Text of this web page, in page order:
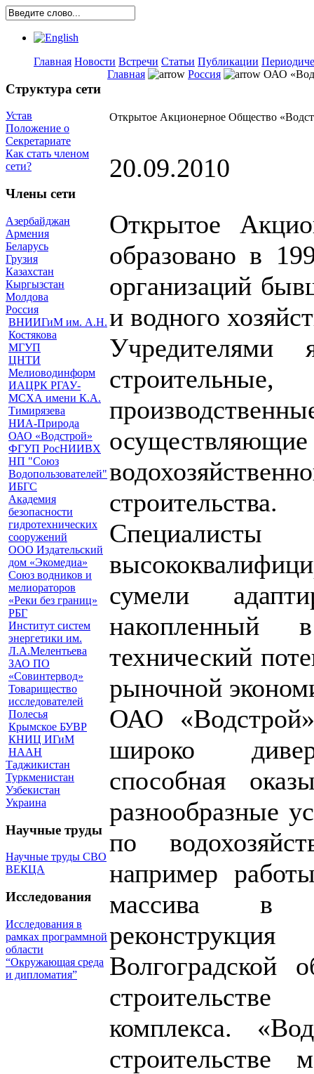
Главная Новости Встречи Статьи Публикации
Структура сети
Устав
Положение о
Секретариате
Как стать членом
сети?
Члены сети
Азербайджан
Армения
Беларусь
Грузия
Казахстан
Кыргызстан
Молдова
Россия
ВНИИГиМ им. А.Н.
Костякова
МГУП
ЦНТИ
Мелиоводинформ
ИАЦРК РГАУ-
МСХА имени К.А.
Тимирязева
НИА-Природа
ОАО «Водстрой»
ФГУП РосНИИВХ
НП "Союз
Водопользователей"
ИБГС
Академия
безопасности
гидротехнических
сооружений
ООО Издательский
дом «Экомедиа»
Союз водников и
мелиораторов
«Реки без границ»
РБГ
Институт систем
энергетики им.
Л.А.Мелентьева
ЗАО ПО
«Совинтервод»
Товарищество
исследователей
Полесья
Крымское БУВР
КНИЦ ИГиМ
НААН
Таджикистан
Туркменистан
Узбекистан
Украина
Научные труды
Научные труды СВО
ВЕКЦА
Исследования
Исследования в
рамках программной
области
“Окружающая среда
и дипломатия”
Главная Россия ОАО
Открытое Акционерное Общество
20.09.2010
Открытое
образовано в
организаций
и водного
Учредителями
строительства.
сумели
технический
рыночной
ОАО
широко
способная
разнообразные
по
например
массива в
Волгоградской
комплекса.
строительстве